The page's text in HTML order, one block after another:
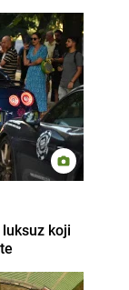
koji